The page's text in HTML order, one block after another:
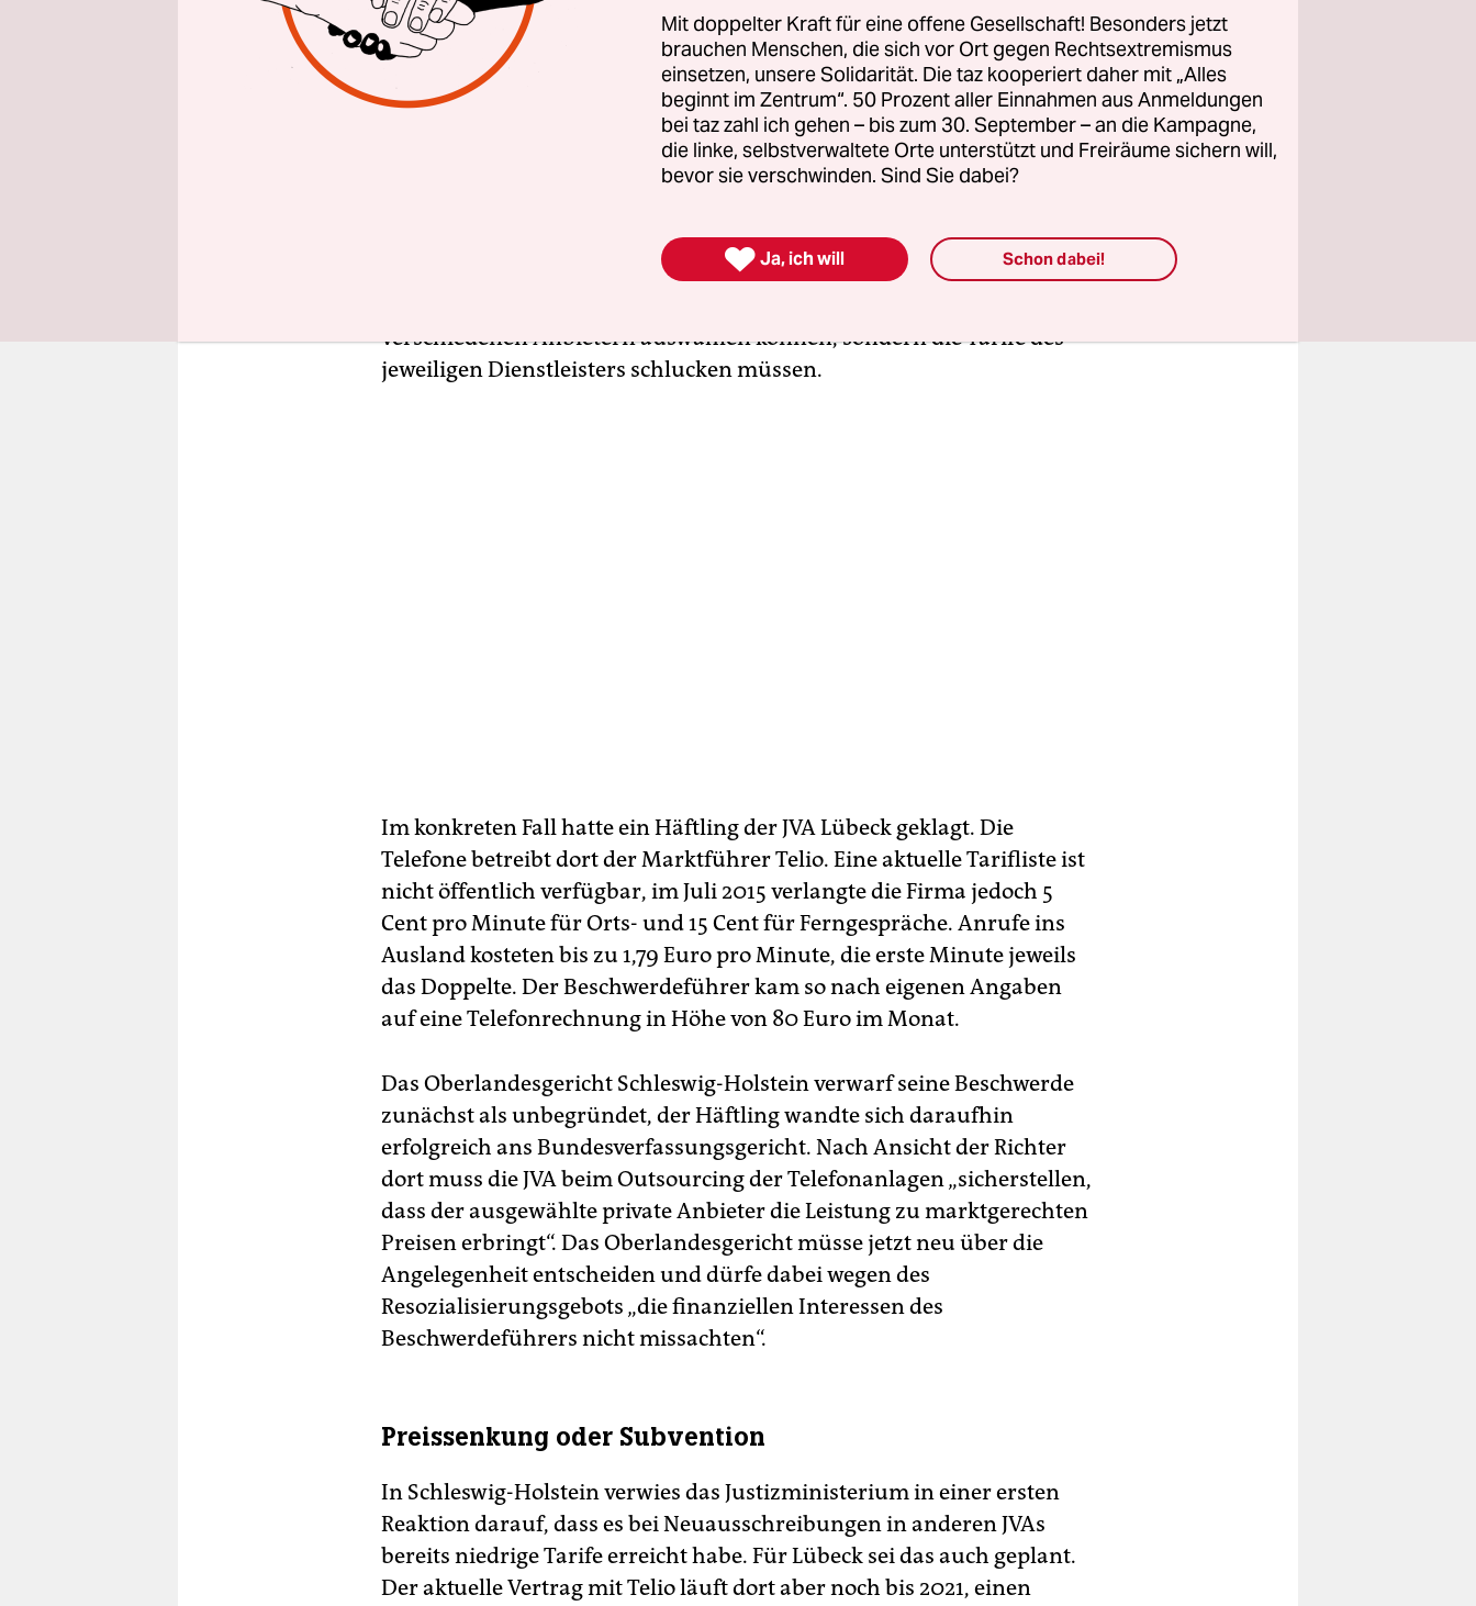
deutlich über denen außerhalb des Vollzugs üblichen liegen.“
Schon seit Jahren streiten Häftlinge und Strafanwälte auf der einen
sowie Justizverwaltungen auf der anderen Seite über die
Telefongebühren im Knast. Viele Bundesländer haben die
Telefonanlagen in ihren Gefängnissen an private Unternehmen
Staat ist diese Lösung bequem: Er muss sich nicht um die Telefone
kümmern und auch nicht für den Service bezahlen. Die Unternehmen
verschiedenen Anbietern auswählen können, sondern die Tarife des
jeweiligen Dienstleisters schlucken müssen.
Im konkreten Fall hatte ein Häftling der JVA Lübeck geklagt. Die
Telefone betreibt dort der Marktführer Telio. Eine aktuelle Tarifliste ist
nicht öffentlich verfügbar, im Juli 2015 verlangte die Firma jedoch 5
Cent pro Minute für Orts- und 15 Cent für Ferngespräche. Anrufe ins
Ausland kosteten bis zu 1,79 Euro pro Minute, die erste Minute jeweils
das Doppelte. Der Beschwerdeführer kam so nach eigenen Angaben
auf eine Telefonrechnung in Höhe von 80 Euro im Monat.
Das Oberlandesgericht Schleswig-Holstein verwarf seine Beschwerde
zunächst als unbegründet, der Häftling wandte sich daraufhin
erfolgreich ans Bundesverfassungsgericht. Nach Ansicht der Richter
dort muss die JVA beim Outsourcing der Telefonanlagen „sicherstellen,
dass der ausgewählte private Anbieter die Leistung zu marktgerechten
Preisen erbringt“. Das Oberlandesgericht müsse jetzt neu über die
Angelegenheit entscheiden und dürfe dabei wegen des
Resozialisierungsgebots „die finanziellen Interessen des
Beschwerdeführers nicht missachten“.
Preissenkung oder Subvention
In Schleswig-Holstein verwies das Justizministerium in einer ersten
Reaktion darauf, dass es bei Neuausschreibungen in anderen JVAs
bereits niedrige Tarife erreicht habe. Für Lübeck sei das auch geplant.
Der aktuelle Vertrag mit Telio läuft dort aber noch bis 2021, einen
Mit doppelter Kraft für eine offene Gesellschaft! Besonders jetzt
brauchen Menschen, die sich vor Ort gegen Rechtsextremismus
einsetzen, unsere Solidarität. Die taz kooperiert daher mit „Alles
beginnt im Zentrum“. 50 Prozent aller Einnahmen aus Anmeldungen
bei taz zahl ich gehen – bis zum 30. September – an die Kampagne,
die linke, selbstverwaltete Orte unterstützt und Freiräume sichern will,
bevor sie verschwinden. Sind Sie dabei?
 Ja, ich will Schon dabei!